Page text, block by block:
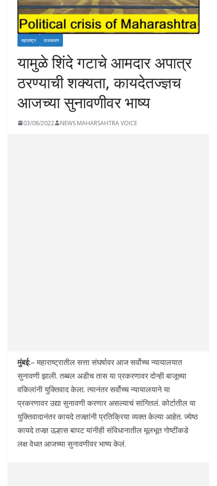
महाराष्ट्र राजकारण
यामुळे शिंदे गटाचे आमदार अपात्र
ठरण्याची शक्यता, कायदेतज्ज्ञच
आजच्या सुनावणीवर भाष्य
03/08/2022 NEWS MAHARSAHTRA VOICE
मुंबई:– महाराष्ट्रातील सत्ता संघर्षावर आज सर्वोच्च न्यायालयात
सुनावणी झाली. तब्बल अडीच तास या प्रकरणावर दोन्ही बाजूच्या
वकिलांनी युक्तिवाद केला. त्यानंतर सर्वोच्च न्यायालयाने या
प्रकरणावर उद्या सुनावणी करणार असल्याचं सांगितलं. कोर्टातील या
युक्तिवादानंतर कायदे तज्ज्ञांनी प्रतिक्रिया व्यक्त केल्या आहेत. ज्येष्ठ
कायदे तज्ज्ञ उल्हास बापट यांनीही संविधानातील मूलभूत गोष्टींकडे
लक्ष वेधत आजच्या सुनावणीवर भाष्य केलं.